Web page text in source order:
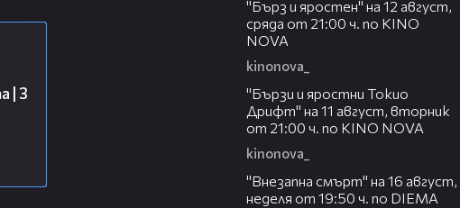
| 3
"Бърз и яростен" на 12 август,
сряда от 21:00 ч. по KINO
NOVA
kinonova_
"Бързи и яростни Токио
Дрифт" на 11 август, вторник
от 21:00 ч. по KINO NOVA
kinonova_
"Внезапна смърт" на 16 август,
неделя от 19:50 ч. по DIEMA